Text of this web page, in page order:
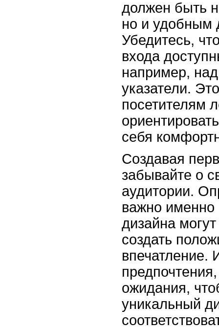
должен быть
но и удобным
Убедитесь,
входа
например,
указатели.
посетителям
себя
Создавая
забывайте о
аудитории.
важно
дизайна
создать
впечатление.
ожидания,
уникальный